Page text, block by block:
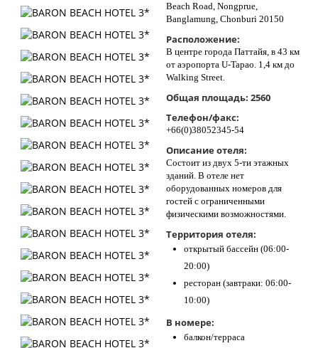
Beach Road, Nongprue,
Banglamung, Chonburi 20150
Расположение:
В центре города Паттайя, в 43 км
от аэропорта U-Tapao. 1,4 км до
Walking Street.
Общая площадь: 2560
Телефон/факс:
+66(0)38052345-54
Описание отеля:
Состоит из двух 5-ти этажных
зданий. В отеле нет
оборудованных номеров для
гостей с ограниченными
физическими возможностями.
Территория отеля:
открытый бассейн (06:00-
20:00)
ресторан (завтраки: 06:00-
10:00)
В номере:
балкон/терраса